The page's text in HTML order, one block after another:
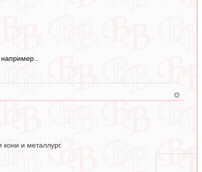
например..
и металлург.